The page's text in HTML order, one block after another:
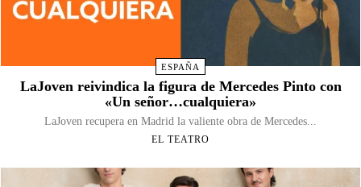
ESPAÑA
LaJoven reivindica la figura de Mercedes Pinto con
«Un señor…cualquiera»
LaJoven recupera en Madrid la valiente obra de Mercedes...
EL TEATRO